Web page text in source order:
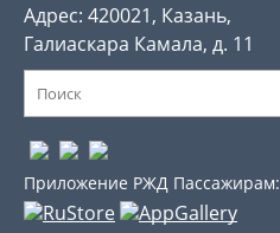
Адрес: 420021, Казань,
Галиаскара Камала, д. 11
Приложение РЖД Пассажирам: